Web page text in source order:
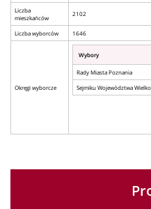
Liczba
mieszkańców
2102
Liczba wyborców 1646
Okręgi wyborcze
Wybory
Rady Miasta Poznania
Sejmiku Województwa